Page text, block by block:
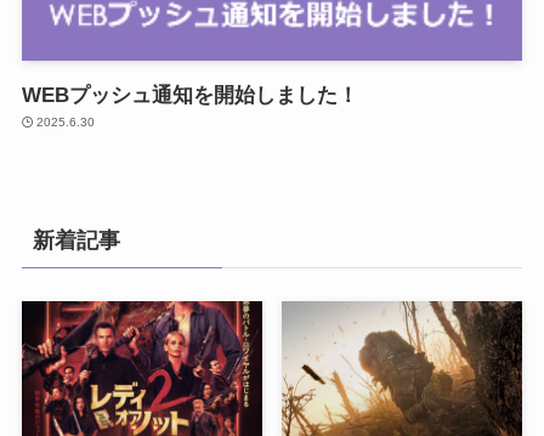
WEBプッシュ通知を開始しました！
2025.6.30
新着記事